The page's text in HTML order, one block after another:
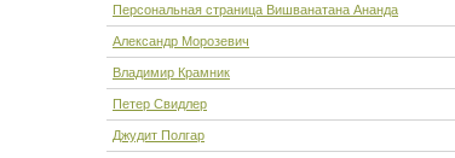
Персональная страница Вишванатана Ананда
Александр Морозевич
Владимир Крамник
Петер Свидлер
Джудит Полгар